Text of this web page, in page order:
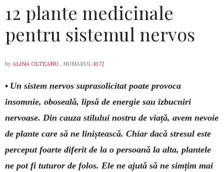
12 plante medicinale
pentru sistemul nervos
by ALINA OLTEANU , NUMĂRUL 1672
• Un sistem nervos suprasolicitat poate pro­vo­ca
insomnie, oboseală, lipsă de ener­gie sau iz­bucniri
nervoase. Din cauza stilului nostru de via­ță, avem nevoie
de plante care să ne liniștească. Chiar dacă stresul este
perceput foarte diferit de la o persoană la alta, plantele
ne pot fi tuturor de folos. Ele ne aju­tă să ne simțim mai